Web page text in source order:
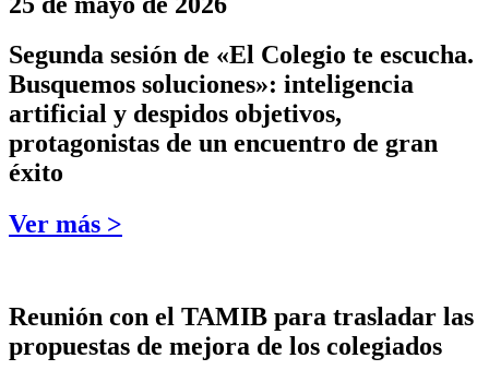
Segunda sesión de «El Colegio te escucha.
Busquemos soluciones»: inteligencia
artificial y despidos objetivos,
protagonistas de un encuentro de gran
éxito
Ver más >
Reunión con el TAMIB para trasladar las
propuestas de mejora de los colegiados